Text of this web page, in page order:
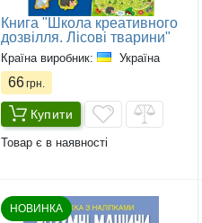
Книга "Школа креативного
дозвілля. Лісові тварини"
Країна виробник: Україна
66грн.
Купити
Товар є в наявності
НОВИНКА